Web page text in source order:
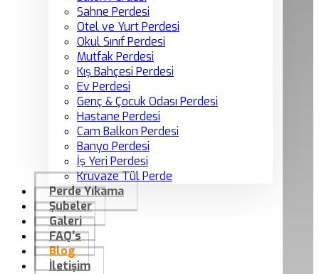
Sahne Perdesi
Otel ve Yurt Perdesi
Okul Sınıf Perdesi
Mutfak Perdesi
Kış Bahçesi Perdesi
Ev Perdesi
Genç & Çocuk Odası Perdesi
Hastane Perdesi
Cam Balkon Perdesi
Banyo Perdesi
İş Yeri Perdesi
Kruvaze Tül Perde
Perde Yıkama
Şubeler
Galeri
FAQ’s
Blog
İletişim